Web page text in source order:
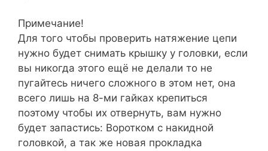
Примечание!
Для того чтобы проверить натяжение цепи
нужно будет снимать крышку у головки, если
вы никогда этого ещё не делали то не
пугайтесь ничего сложного в этом нет, она
всего лишь на 8-ми гайках крепиться
поэтому чтобы их отвернуть, вам нужно
будет запастись: Воротком с накидной
головкой, а так же новая прокладка